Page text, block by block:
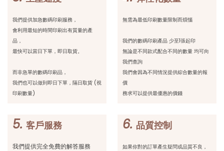
我們提供加急數碼印刷服務，
會利用最短的時間印刷出有質量的產
品，
最快可以當日下單，即日取貨。
而非急單的數碼印刷品，
我們也可以做到即日下單，隔日取貨 (視
印刷數量)
無需為最低印刷數量限制而煩惱
我們的數碼印刷產品 少至1張起印
無論是不同款式配合不同的數量 均可向
我們查詢
我們會因為不同情況提供綜合數量的報
價
務求可以提供最優惠的價錢
5. 客戶服務
我們提供完全免費的解答服務
6. 品質控制
如果你對的訂單產生疑問或品質不良，